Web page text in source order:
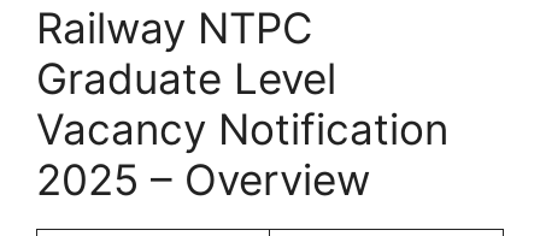
Railway NTPC
Graduate Level
Vacancy Notification
2025 – Overview